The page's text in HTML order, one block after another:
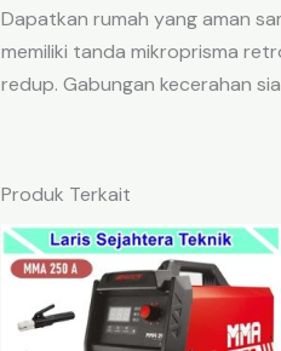
Dapatkan rumah yang aman
memiliki tanda mikroprisma
redup. Gabungan kecerahan
Produk Terkait